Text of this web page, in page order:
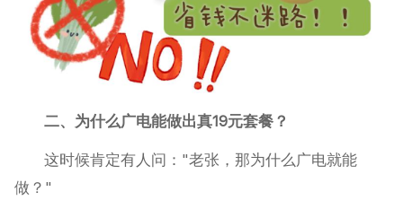
二、为什么广电能做出真19元套餐？
这时候肯定有人问："老张，那为什么广电就能
做？"